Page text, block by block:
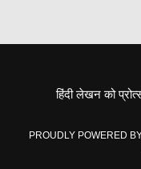
हिंदी लेखन को
PROUDLY POWERED